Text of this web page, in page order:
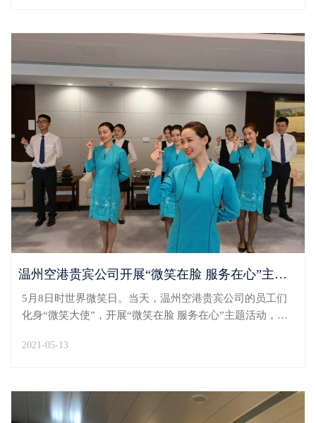
温州空港贵宾公司开展“微笑在脸 服务在心”主题活动
5月8日时世界微笑日。当天，温州空港贵宾公司的员工们
化身“微笑大使”，开展“微笑在脸 服务在心”主题活动，传
机楼头等1号、2号休息室和C7贵宾服务接待柜台前面广告
2021-05-13